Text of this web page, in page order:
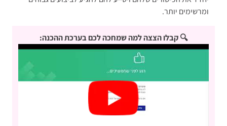
ומרשימים יותר.
🔍 קבלו הצצה למה שמחכה לכם בערכת ההכנה: